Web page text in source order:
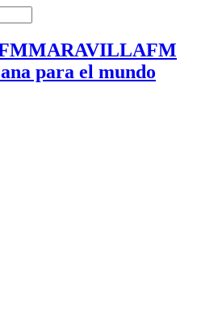
MARAVILLAFM
para el mundo